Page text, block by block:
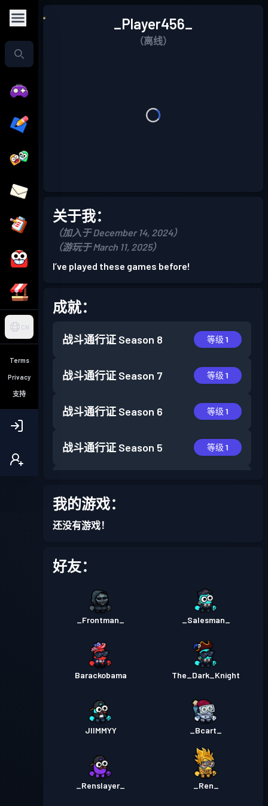
CN
Terms
Privacy
支持
_Player456_
（离线）
关于我：
（加入于 December 14, 2024）
（游玩于 March 11, 2025）
I’ve played these games before!
成就：
战斗通行证 Season 8 等级 1
战斗通行证 Season 7 等级 1
战斗通行证 Season 6 等级 1
战斗通行证 Season 5 等级 1
战斗通行证
战斗通行证
我的游戏：
还没有游戏！
好友：
_Frontman_ _Salesman_
Barackobama The_Dark_Knight
JIIMMYY _Bcart_
_Renslayer_ _Ren_